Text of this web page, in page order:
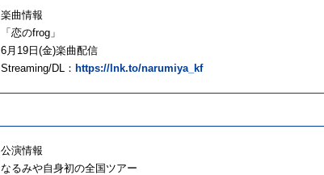
楽曲情報
「恋のfrog」
6月19日(金)楽曲配信
Streaming/DL： https://lnk.to/narumiya_kf
公演情報
なるみや自身初の全国ツアー